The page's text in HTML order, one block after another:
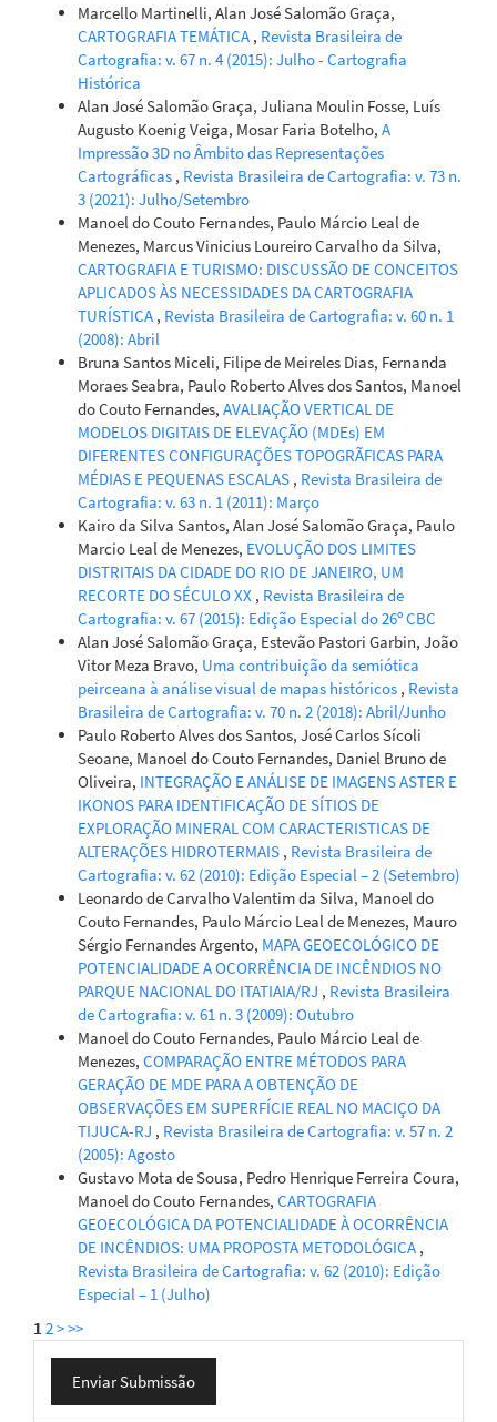
10.61389/sociodialeto.v14i40.8125
Marcello Martinelli, Alan José Salomão Graça,
CARTOGRAFIA TEMÁTICA , Revista Brasileira de
Cartografia: v. 67 n. 4 (2015): Julho - Cartografia
Histórica
Alan José Salomão Graça, Juliana Moulin Fosse, Luís
Augusto Koenig Veiga, Mosar Faria Botelho, A
Impressão 3D no Âmbito das Representações
Cartográficas , Revista Brasileira de Cartografia: v. 73 n.
3 (2021): Julho/Setembro
Manoel do Couto Fernandes, Paulo Márcio Leal de
Menezes, Marcus Vinicius Loureiro Carvalho da Silva,
CARTOGRAFIA E TURISMO: DISCUSSÃO DE CONCEITOS
APLICADOS ÀS NECESSIDADES DA CARTOGRAFIA
TURÍSTICA , Revista Brasileira de Cartografia: v. 60 n. 1
(2008): Abril
Bruna Santos Miceli, Filipe de Meireles Dias, Fernanda
Moraes Seabra, Paulo Roberto Alves dos Santos, Manoel
do Couto Fernandes, AVALIAÇÃO VERTICAL DE
MODELOS DIGITAIS DE ELEVAÇÃO (MDEs) EM
DIFERENTES CONFIGURAÇÕES TOPOGRÃFICAS PARA
MÉDIAS E PEQUENAS ESCALAS , Revista Brasileira de
Cartografia: v. 63 n. 1 (2011): Março
Kairo da Silva Santos, Alan José Salomão Graça, Paulo
Marcio Leal de Menezes, EVOLUÇÃO DOS LIMITES
DISTRITAIS DA CIDADE DO RIO DE JANEIRO, UM
RECORTE DO SÉCULO XX , Revista Brasileira de
Cartografia: v. 67 (2015): Edição Especial do 26º CBC
Alan José Salomão Graça, Estevão Pastori Garbin, João
Vitor Meza Bravo, Uma contribuição da semiótica
peirceana à análise visual de mapas históricos , Revista
Brasileira de Cartografia: v. 70 n. 2 (2018): Abril/Junho
Paulo Roberto Alves dos Santos, José Carlos Sícoli
Seoane, Manoel do Couto Fernandes, Daniel Bruno de
Oliveira, INTEGRAÇÃO E ANÁLISE DE IMAGENS ASTER E
IKONOS PARA IDENTIFICAÇÃO DE SÍTIOS DE
EXPLORAÇÃO MINERAL COM CARACTERISTICAS DE
ALTERAÇÕES HIDROTERMAIS , Revista Brasileira de
Cartografia: v. 62 (2010): Edição Especial – 2 (Setembro)
Leonardo de Carvalho Valentim da Silva, Manoel do
Couto Fernandes, Paulo Márcio Leal de Menezes, Mauro
Sérgio Fernandes Argento, MAPA GEOECOLÓGICO DE
POTENCIALIDADE A OCORRÊNCIA DE INCÊNDIOS NO
PARQUE NACIONAL DO ITATIAIA/RJ , Revista Brasileira
de Cartografia: v. 61 n. 3 (2009): Outubro
Manoel do Couto Fernandes, Paulo Márcio Leal de
Menezes, COMPARAÇÃO ENTRE MÉTODOS PARA
GERAÇÃO DE MDE PARA A OBTENÇÃO DE
OBSERVAÇÕES EM SUPERFÍCIE REAL NO MACIÇO DA
TIJUCA-RJ , Revista Brasileira de Cartografia: v. 57 n. 2
(2005): Agosto
Gustavo Mota de Sousa, Pedro Henrique Ferreira Coura,
Manoel do Couto Fernandes, CARTOGRAFIA
GEOECOLÓGICA DA POTENCIALIDADE À OCORRÊNCIA
DE INCÊNDIOS: UMA PROPOSTA METODOLÓGICA ,
Revista Brasileira de Cartografia: v. 62 (2010): Edição
Especial – 1 (Julho)
1 2>>>
Enviar
Submissão
Enviar Submissão